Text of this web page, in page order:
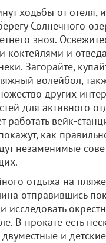
ходьбы от отеля,
Солнечного
зноя.
коктейлями и
Загорайте,
волейбол,
других
для активного
работать вейк-
как
незаменимые
отдыха на
отправившись
исследовать
В прокате есть
и